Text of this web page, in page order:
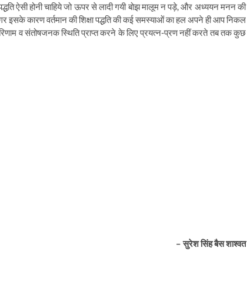
ऐसी होनी चाहिये जो ऊपर से लादी गयी बोझ मालूम न पड़े,और अध्ययन मनन की
इसके कारण वर्तमान की शिक्षा पद्धति की कई समस्याओं का हल अपने ही आप निकल
व संतोषजनक स्थिति प्राप्त करने के लिए प्रयत्न-प्रण नहीं करते तब तक कुछ
–सुरेश सिंह बैस शाश्वत